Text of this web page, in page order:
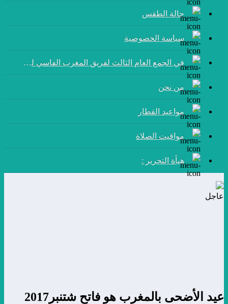
حالة الطقس
سياسة الخصوصية
في الجمع العام الثالث لفريق المغرب الفاسي لكرة القدم:
من نحن
مواعيد القطار
مواقيت الصلاة
هيأة التحرير :
عاجل
عيد الأضحى بالمغرب هو فاتح شتنبر2017